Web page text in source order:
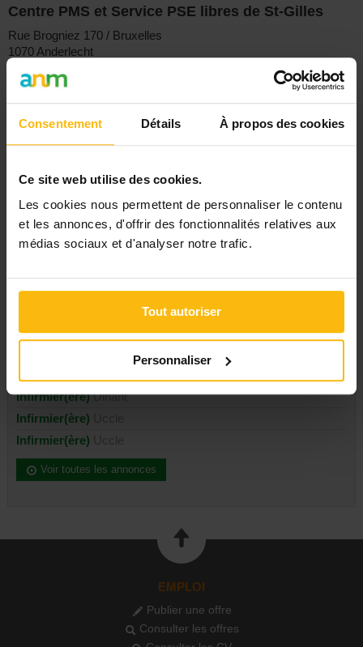
Consentement Détails À propos des cookies
Ce site web utilise des cookies.
Les cookies nous permettent de personnaliser le contenu
et les annonces, d'offrir des fonctionnalités relatives aux
médias sociaux et d'analyser notre trafic.
Tout autoriser
Personnaliser
Centre PMS et Service PSE libres de St-Gilles
Rue Brogniez 170 / Bruxelles
1070 Anderlecht
Signaler
PUBLIER UNE ANNONCE
AUTRES ANNONCES INFIRMIER(ÈRE)
Infirmier(ère) Dinant
Infirmier(ère)
Infirmier(ère)
Voir toutes les annonces
EMPLOI
Publier une offre
Consulter les offres